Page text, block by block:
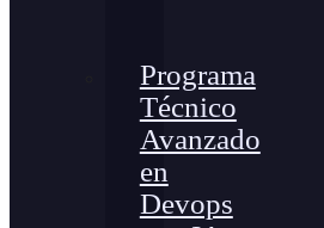
Programa
Técnico
Avanzado
en
Devops